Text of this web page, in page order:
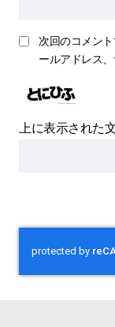
次回のコメン
ールアドレス、
上に表示された